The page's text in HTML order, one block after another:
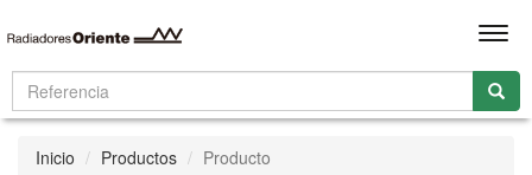
Inicio Productos Producto